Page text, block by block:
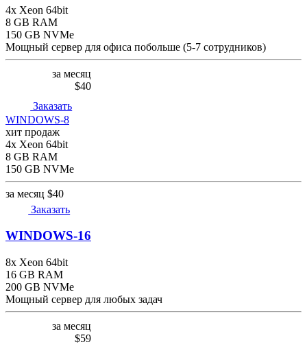
4x Xeon 64bit
8 GB RAM
150 GB NVMe
Мощный сервер для офиса побольше (5-7 сотрудников)
за месяц
$40
Заказать
WINDOWS-8
хит продаж
4x Xeon 64bit
8 GB RAM
150 GB NVMe
за месяц $40
Заказать
WINDOWS-16
8x Xeon 64bit
16 GB RAM
200 GB NVMe
Мощный сервер для любых задач
за месяц
$59